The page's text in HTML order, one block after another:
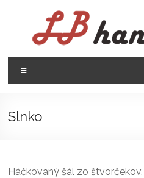
LB
handmade
háčkovanie
pletenie
Slnko
Háčkovaný šál zo